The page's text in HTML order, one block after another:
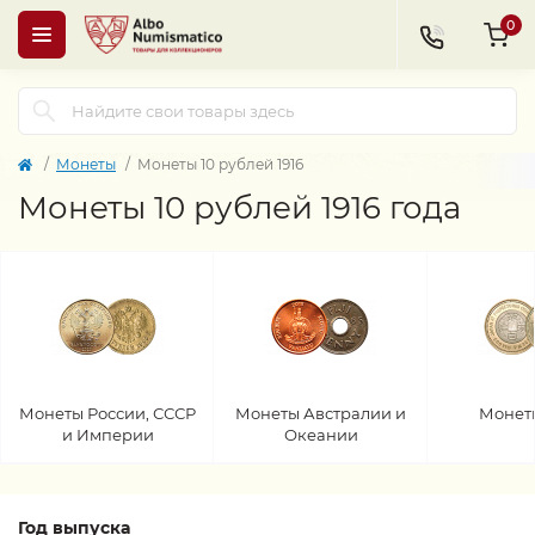
0
Монеты Монеты 10 рублей 1916
Монеты 10 рублей 1916 года
Монеты России, СССР
и Империи
Монеты Австралии и
Океании
Год выпуска